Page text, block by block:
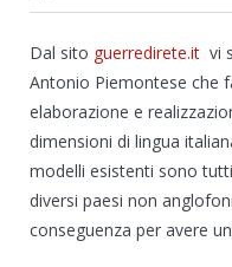
Dal sito guerredirete.it vi
Antonio Piemontese che
elaborazione e
dimensioni di lingua
modelli esistenti sono
diversi paesi non
conseguenza per avere